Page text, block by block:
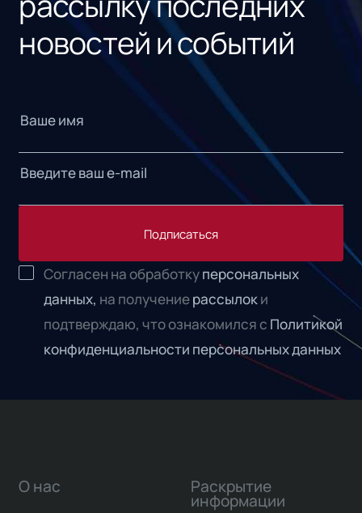
новостей и событий
Подписаться
Согласен на обработкуперсональных
данных, на получениерассылоки
подтверждаю, что ознакомился с Политикой
конфиденциальности персональных данных
О нас Раскрытие
информации